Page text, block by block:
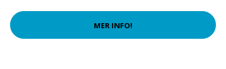
MER INFO!